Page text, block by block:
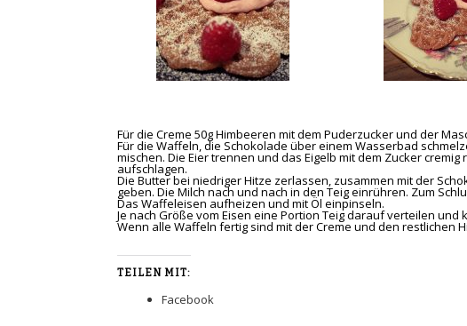
Für die Creme 50g Himbeeren mit dem Puderzucker und der
Für die Waffeln, die Schokolade über einem Wasserbad
mischen. Die Eier trennen und das Eigelb mit dem Zucker
aufschlagen.
Die Butter bei niedriger Hitze zerlassen, zusammen mit der
geben. Die Milch nach und nach in den Teig einrühren. Zum
Das Waffeleisen aufheizen und mit Öl einpinseln.
Je nach Größe vom Eisen eine Portion Teig darauf verteilen und
Wenn alle Waffeln fertig sind mit der Creme und den restlichen
TEILEN MIT:
Facebook